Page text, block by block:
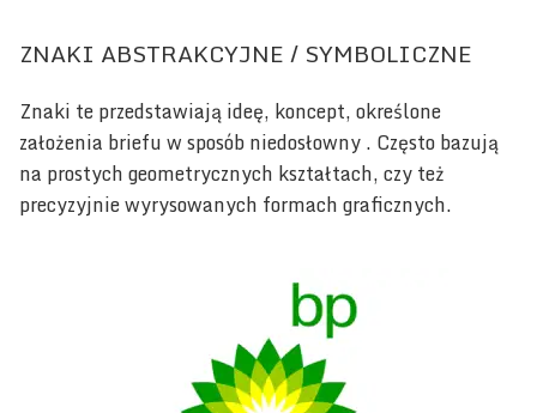
ZNAKI ABSTRAKCYJNE / SYMBOLICZNE
Znaki te przedstawiają ideę, koncept, określone
założenia briefu w sposób niedosłowny . Często bazują
na prostych geometrycznych kształtach, czy też
precyzyjnie wyrysowanych formach graficznych.